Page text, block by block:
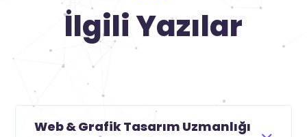
İlgili Yazılar
Web & Grafik Tasarım Uzmanlığı